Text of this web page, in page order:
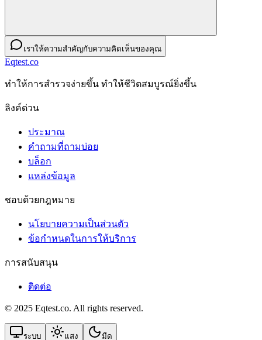
เราให้ความสำคัญกับความคิดเห็นของคุณ
Eqtest.co
ทําให้การสํารวจง่ายขึ้น ทําให้ชีวิตสมบูรณ์ยิ่งขึ้น
ลิงค์ด่วน
ประมาณ
คำถามที่ถามบ่อย
บล็อก
แหล่งข้อมูล
ชอบด้วยกฎหมาย
นโยบายความเป็นส่วนตัว
ข้อกําหนดในการให้บริการ
การสนับสนุน
ติดต่อ
© 2025 Eqtest.co. All rights reserved.
ระบบ แสง มืด